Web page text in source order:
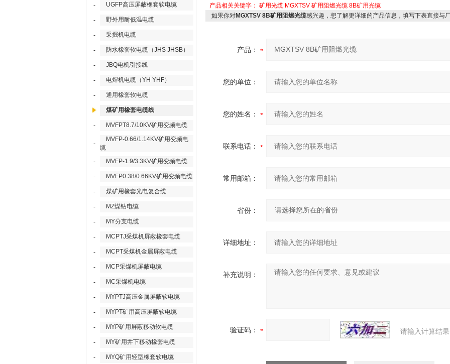
- UGFP高压屏蔽橡套软电缆
- 野外用耐低温电缆
- 采掘机电缆
- 防水橡套软电缆（JHS JHSB）
- JBQ电机引接线
- 电焊机电缆（YH YHF）
- 通用橡套软电缆
煤矿用橡套电缆线
- MVFPT8.7/10KV矿用变频电缆
-
MVFP-0.66/1.14KV矿用变频电
缆
-
MVFP-1.9/3.3KV矿用变频电缆
- MVFP0.38/0.66KV矿用变频电缆
- 煤矿用橡套光电复合缆
- MZ煤钻电缆
- MY分支电缆
- MCPTJ采煤机屏蔽橡套电缆
- MCPT采煤机金属屏蔽电缆
- MCP采煤机屏蔽电缆
- MC采煤机电缆
- MYPTJ高压金属屏蔽软电缆
- MYPT矿用高压屏蔽软电缆
- MYP矿用屏蔽移动软电缆
- MY矿用井下移动橡套电缆
- MYQ矿用轻型橡套软电缆
产品相关关键字： 矿用光缆 MGXTSV 矿用阻燃光缆 8B矿用光缆
如果你对MGXTSV 8B矿用阻燃光缆感兴趣，想了解更详细的产品信息，填写下表直接与
产品：
您的单位：
您的姓名：
联系电话：
常用邮箱：
省份：
详细地址：
补充说明：
验证码： 请输入计算结